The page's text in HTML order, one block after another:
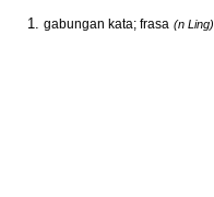
gabungan kata; frasa (n Ling)